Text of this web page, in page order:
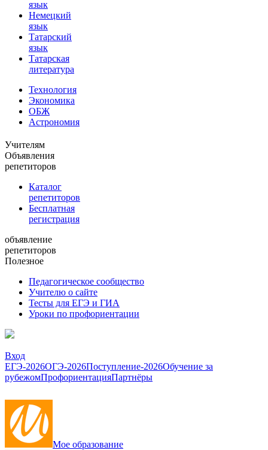
язык
Немецкий
язык
Татарский
язык
Татарская
литература
Технология
Экономика
ОБЖ
Астрономия
Учителям
Объявления
репетиторов
Каталог
репетиторов
Бесплатная
регистрация
объявление
репетиторов
Полезное
Педагогическое сообщество
Учителю о сайте
Тесты для ЕГЭ и ГИА
Уроки по профориентации
Вход
ЕГЭ-2026ОГЭ-2026Поступление-2026Обучение за
рубежомПрофориентацияПартнёры
Мое образование